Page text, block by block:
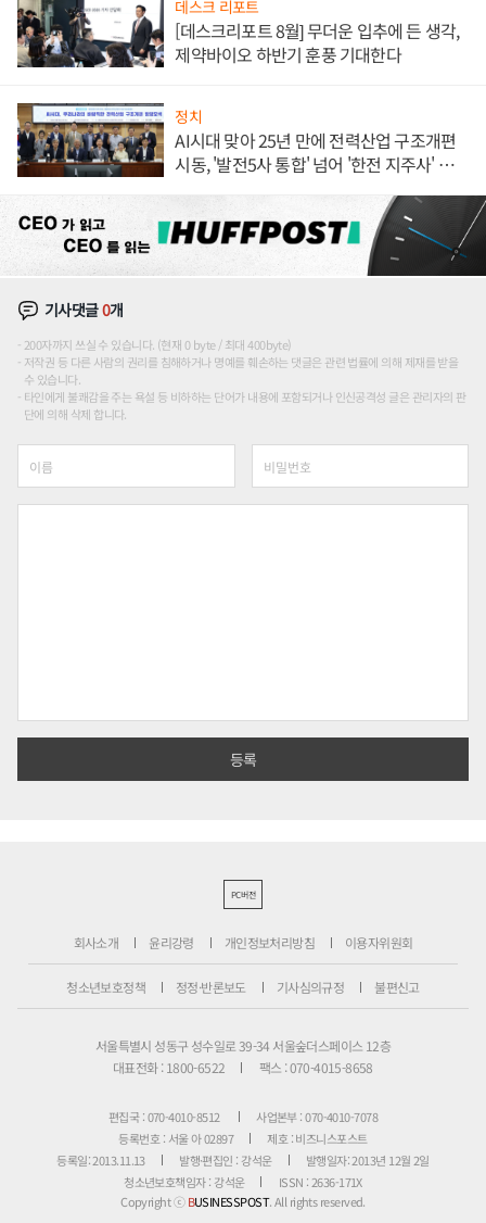
데스크 리포트
[데스크리포트 8월] 무더운 입추에 든 생각,
제약바이오 하반기 훈풍 기대한다
정치
AI시대 맞아 25년 만에 전력산업 구조개편
시동, '발전5사 통합' 넘어 '한전 지주사' 재편
기사댓글0개
200자까지 쓰실 수 있습니다. (현재 0 byte / 최대 400byte)
저작권 등 다른 사람의 권리를 침해하거나 명예를 훼손하는 댓글은 관련 법률에 의해 제재를 받을
수 있습니다.
타인에게 불쾌감을 주는 욕설 등 비하하는 단어가 내용에 포함되거나 인신공격성 글은 관리자의 판
단에 의해 삭제 합니다.
PC버전
회사소개 윤리강령 개인정보처리방침 이용자위원회
청소년보호정책 정정·반론보도 기사심의규정 불편신고
서울특별시 성동구 성수일로 39-34 서울숲더스페이스 12층
대표전화 : 1800-6522
팩스 : 070-4015-8658
편집국 : 070-4010-8512
사업본부 : 070-4010-7078
등록번호 : 서울 아 02897
제호 : 비즈니스포스트
등록일: 2013.11.13
발행·편집인 : 강석운
발행일자: 2013년 12월 2일
청소년보호책임자 : 강석운
ISSN : 2636-171X
Copyright ⓒBUSINESSPOST. All rights reserved.